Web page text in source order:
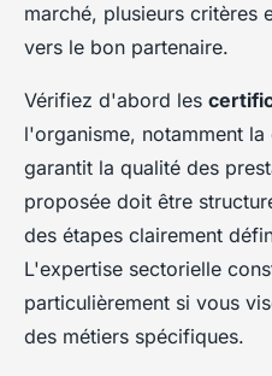
marché, plusieurs critères
vers le bon partenaire.
Vérifiez d'abord les
l'organisme, notamment
garantit la qualité des
proposée doit être
des étapes clairement
L'expertise sectorielle
particulièrement si vous
des métiers spécifiques.